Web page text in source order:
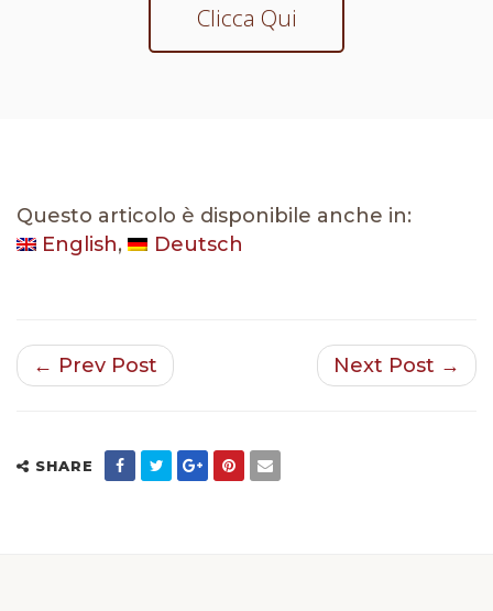
Clicca Qui
Questo articolo è disponibile anche in:
English
Deutsch
← Prev Post Next Post →
SHARE